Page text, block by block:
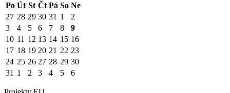
Po Út St Čt Pá So Ne
27 28 29 30 31 1
2
3
4 5 6 7 8
9
10 11 12 13 14 15 16
17 18 19 20 21 22 23
24 25 26 27 28 29 30
31 1 2 3 4 5 6